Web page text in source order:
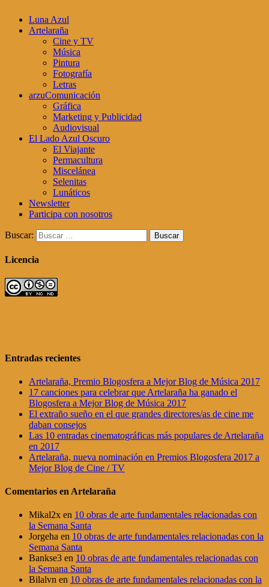
Luna Azul
Artelaraña
Cine y TV
Música
Pintura
Fotografía
Letras
arzuComunicación
Gráfica
Marketing y Publicidad
Audiovisual
El Lado Azul Oscuro
El Viajante
Permacultura
Miscelánea
Selenitas
Lunáticos
Newsletter
Participa con nosotros
Buscar:
Licencia
Entradas recientes
Artelaraña, Premio Blogosfera a Mejor Blog de Música 2017
17 canciones para celebrar que Artelaraña ha ganado el
Blogosfera a Mejor Blog de Música 2017
El extraño sueño en el que grandes directores/as de cine me
daban consejos
Las 10 entradas cinematográficas más populares de Artelaraña
en 2017
Artelaraña, nueva nominación en Premios Blogosfera 2017 a
Mejor Blog de Cine / TV
Comentarios en Artelaraña
Mikal2x en 10 obras de arte fundamentales relacionadas con
la Semana Santa
Jorgeha en 10 obras de arte fundamentales relacionadas con la
Semana Santa
Bankse3 en 10 obras de arte fundamentales relacionadas con
la Semana Santa
Bilalvn en 10 obras de arte fundamentales relacionadas con la